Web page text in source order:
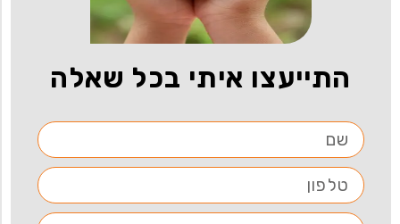
התייעצו איתי בכל שאלה